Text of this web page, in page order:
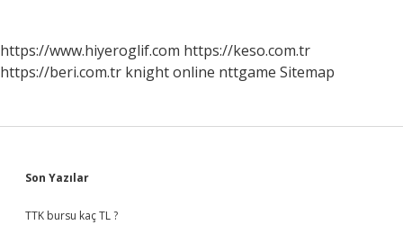
https://www.hiyeroglif.com https://keso.com.tr
https://beri.com.tr knight online nttgame Sitemap
Sidebar
Son Yazılar
TTK bursu kaç TL ?